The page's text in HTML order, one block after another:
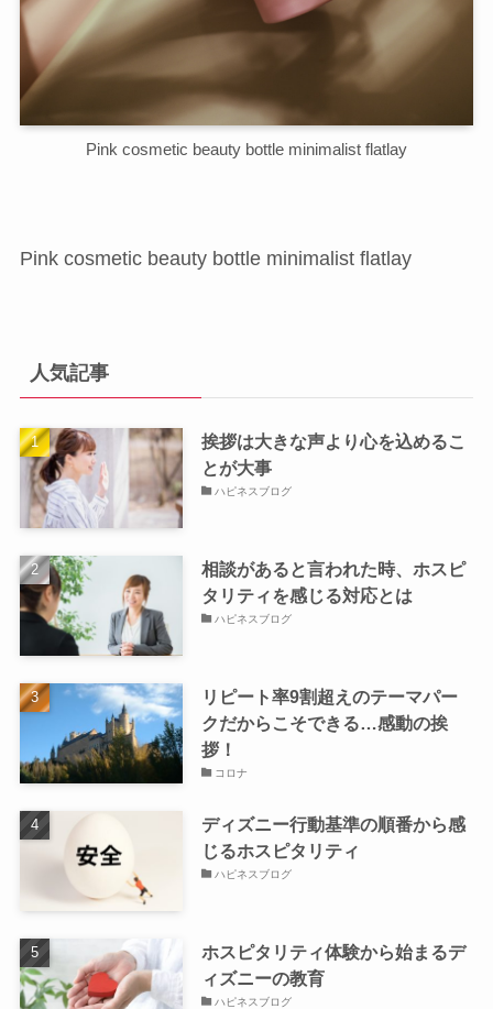
Pink cosmetic beauty bottle minimalist flatlay
Pink cosmetic beauty bottle minimalist flatlay
人気記事
挨拶は大きな声より心を込めるこ
とが大事
ハピネスブログ
相談があると言われた時、ホスピ
タリティを感じる対応とは
ハピネスブログ
リピート率9割超えのテーマパー
クだからこそできる…感動の挨
拶！
コロナ
ディズニー行動基準の順番から感
じるホスピタリティ
ハピネスブログ
ホスピタリティ体験から始まるデ
ィズニーの教育
ハピネスブログ